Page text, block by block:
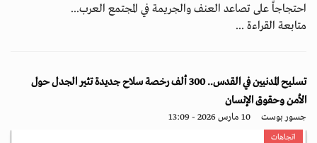
احتجاجاً على تصاعد العنف والجريمة في المجتمع العرب...
متابعة القراءة ...
تسليح المدنيين في القدس.. 300 ألف رخصة سلاح جديدة تثير الجدل حول
الأمن وحقوق الإنسان
جسور بوست 10 مارس 2026 - 13:09
اتجاهات